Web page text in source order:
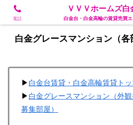
白金グレースマンション（各
▶ 白金台賃貸・白金高輪賃貸ト
▶ 白金グレースマンション（外
募集部屋）
電話
ＶＶＶホームズ白
白金台・白金高輪の賃貸売買